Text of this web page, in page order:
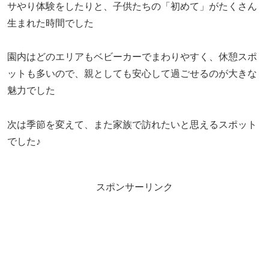
サやり体験をしたりと、子供たちの「初めて」がたくさん
生まれた時間でした
園内はどのエリアもベビーカーでまわりやすく、休憩スポ
ットも多いので、親としても安心して過ごせるのが大きな
魅力でした
次は季節を変えて、また家族で訪れたいと思えるスポット
でした♪
スポンサーリンク